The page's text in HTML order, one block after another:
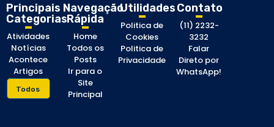
Principais
Categorias
Atividades
Notícias
Acontece
Artigos
Todos
Navegação
Rápida
Home
Todos os
Posts
Ir para o
Site
Principal
Utilidades
Politica de
Cookies
Politica de
Privacidade
Contato
(11) 2232-
3232
Falar
Direto por
WhatsApp!